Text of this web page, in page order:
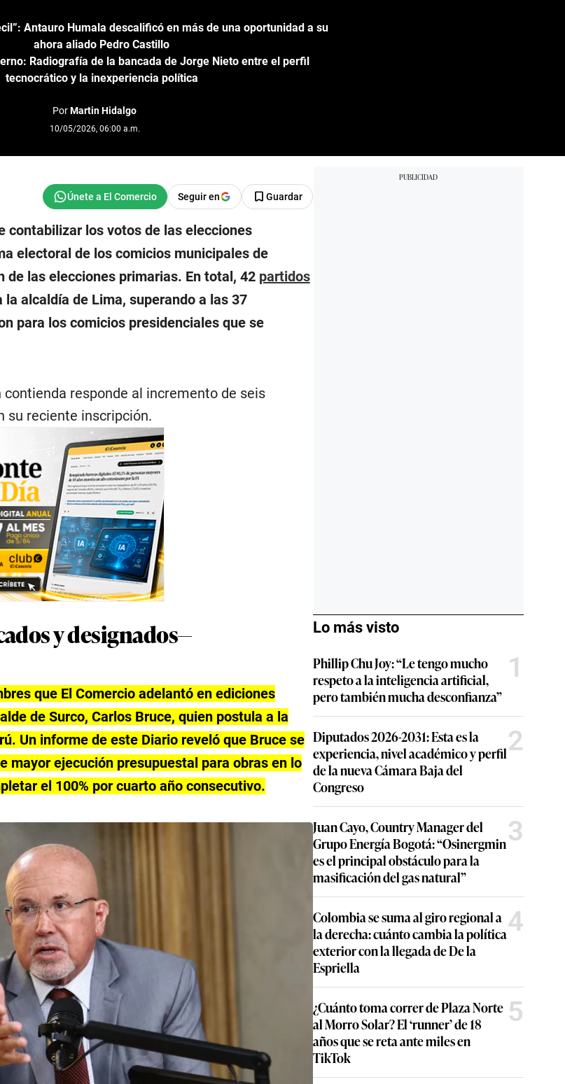
Antauro Humala descalificó en más de una oportunidad a su
ahora aliado Pedro Castillo
Radiografía de la bancada de Jorge Nieto entre el perfil
tecnocrático y la inexperiencia política
PorMartin Hidalgo
10/05/2026, 06:00 a.m.
Seguir en Guardar
contabilizar los votos de las elecciones
electoral de los comicios municipales de
de las elecciones primarias. En total, 42 partidos
alcaldía de Lima, superando a las 37
para los comicios presidenciales que se
responde al incremento de seis
su reciente inscripción.
y designados—
que El Comercio adelantó en ediciones
de Surco, Carlos Bruce, quien postula a la
Un informe de este Diario reveló que Bruce se
mayor ejecución presupuestal para obras en lo
el 100% por cuarto año consecutivo.
Lo más visto
Phillip Chu Joy: “Le tengo mucho
respeto a la inteligencia artificial,
pero también mucha desconfianza”
1
Diputados 2026-2031: Esta es la
experiencia, nivel académico y perfil
de la nueva Cámara Baja del
Congreso
2
Juan Cayo, Country Manager del
Grupo Energía Bogotá: “Osinergmin
es el principal obstáculo para la
masificación del gas natural”
3
Colombia se suma al giro regional a
la derecha: cuánto cambia la política
exterior con la llegada de De la
Espriella
4
¿Cuánto toma correr de Plaza Norte
al Morro Solar? El ‘runner’ de 18
años que se reta ante miles en
TikTok
5